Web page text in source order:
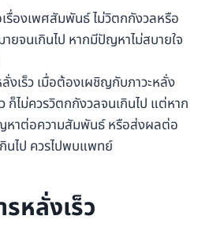
องเพศสัมพันธ์ ไม่วิตกกังวลหรือ
ยจนเกินไป หากมีปัญหาไม่สบายใจ
ลั่งเร็ว เมื่อต้องเผชิญกับภาวะหลั่ง
ก็ไม่ควรวิตกกังวลจนเกินไป แต่หาก
หาต่อความสัมพันธ์ หรือส่งผลต่อ
นไป ควรไปพบแพทย์
หลั่งเร็ว